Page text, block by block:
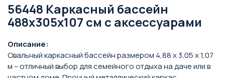
56448 Каркасный бассейн
488x305x107 см с аксессуарами
Описание:
Овальный каркасный бассейн размером 4,88 х 3,05 х 1,07
м – отличный выбор для семейного отдыха на даче или в